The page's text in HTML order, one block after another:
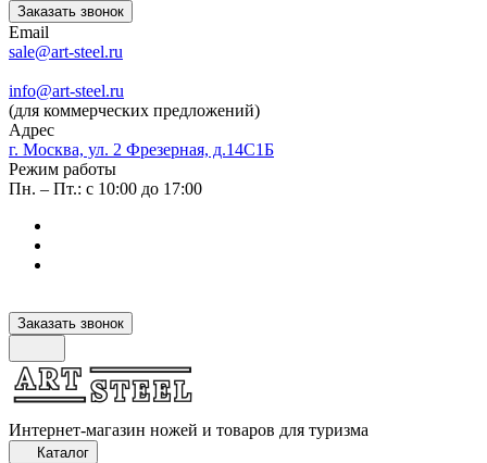
Заказать звонок
Email
sale@art-steel.ru
info@art-steel.ru
(для коммерческих предложений)
Адрес
г. Москва, ул. 2 Фрезерная, д.14С1Б
Режим работы
Пн. – Пт.: с 10:00 до 17:00
Заказать звонок
Интернет-магазин ножей и товаров для туризма
Каталог